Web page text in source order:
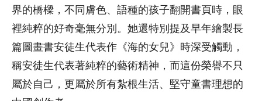
界的橋樑，不同膚色、語種的孩子翻開書頁時，眼
裡純粹的好奇毫無分別。她還特別提及早年繪製長
篇圖畫書安徒生代表作《海的女兒》時深受觸動，
稱安徒生代表著純粹的藝術精神，而這份榮譽不只
屬於自己，更屬於所有紮根生活、堅守童書理想的